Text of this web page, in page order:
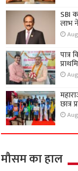
SBI
लाभ
छात्र
मौसम का हाल